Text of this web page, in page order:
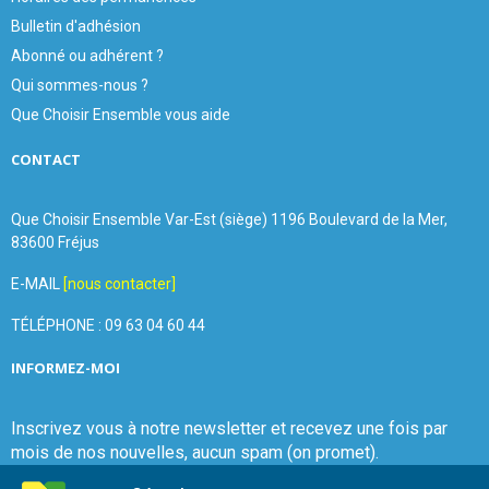
Bulletin d'adhésion
Abonné ou adhérent ?
Qui sommes-nous ?
Que Choisir Ensemble vous aide
CONTACT
Que Choisir Ensemble Var-Est (siège) 1196 Boulevard de la Mer,
83600 Fréjus
E-MAIL [nous contacter]
TÉLÉPHONE : 09 63 04 60 44
INFORMEZ-MOI
Inscrivez vous à notre newsletter et recevez une fois par
mois de nos nouvelles, aucun spam (on promet).